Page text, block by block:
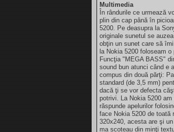
Multimedia
În rândurile ce urmează
plin din cap până în
5200. Pe deasupra la
originale sunetul se
obţin un sunet care să
la Nokia 5200 foloseam
Funcţia "MEGA BASS"
sound bun atunci când e
compus din două părţi:
standard (de 3,5 mm)
dacă ţi se vor defecta
potrivi. La Nokia 5200
răspunde apelurilor
face Nokia 5200 de toată
320x240, acesta are şi
ma scoteau din minţi